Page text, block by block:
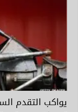
يواكب التقدم